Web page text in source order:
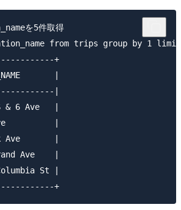
を5件取得
from trips group by 1
|
|
& 6 Ave   |
|
Ave       |
Ave    |
St |